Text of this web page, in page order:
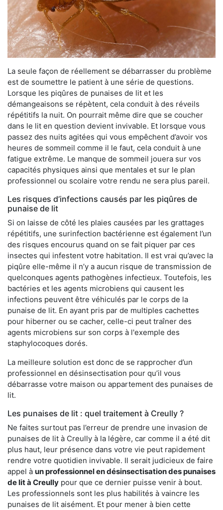
La seule façon de réellement se débarrasser du problème
est de soumettre le patient à une série de questions.
Lorsque les piqûres de punaises de lit et les
démangeaisons se répètent, cela conduit à des réveils
répétitifs la nuit. On pourrait même dire que se coucher
dans le lit en question devient invivable. Et lorsque vous
passez des nuits agitées qui vous empêchent d’avoir vos
heures de sommeil comme il le faut, cela conduit à une
fatigue extrême. Le manque de sommeil jouera sur vos
capacités physiques ainsi que mentales et sur le plan
professionnel ou scolaire votre rendu ne sera plus pareil.
Les risques d’infections causés par les piqûres de
punaise de lit
Si on laisse de côté les plaies causées par les grattages
répétitifs, une surinfection bactérienne est également l’un
des risques encourus quand on se fait piquer par ces
insectes qui infestent votre habitation. Il est vrai qu’avec la
piqûre elle-même il n’y a aucun risque de transmission de
quelconques agents pathogènes infectieux. Toutefois, les
bactéries et les agents microbiens qui causent les
infections peuvent être véhiculés par le corps de la
punaise de lit. En ayant pris par de multiples cachettes
pour hiberner ou se cacher, celle-ci peut traîner des
agents microbiens sur son corps à l'exemple des
staphylocoques dorés.
La meilleure solution est donc de se rapprocher d’un
professionnel en désinsectisation pour qu’il vous
débarrasse votre maison ou appartement des punaises de
lit.
Les punaises de lit : quel traitement à Creully ?
Ne faites surtout pas l’erreur de prendre une invasion de
punaises de lit à Creully à la légère, car comme il a été dit
plus haut, leur présence dans votre vie peut rapidement
rendre votre quotidien invivable. Il serait judicieux de faire
appel à un professionnel en désinsectisation des punaises
de lit à Creully pour que ce dernier puisse venir à bout.
Les professionnels sont les plus habilités à vaincre les
punaises de lit aisément. Et pour mener à bien cette